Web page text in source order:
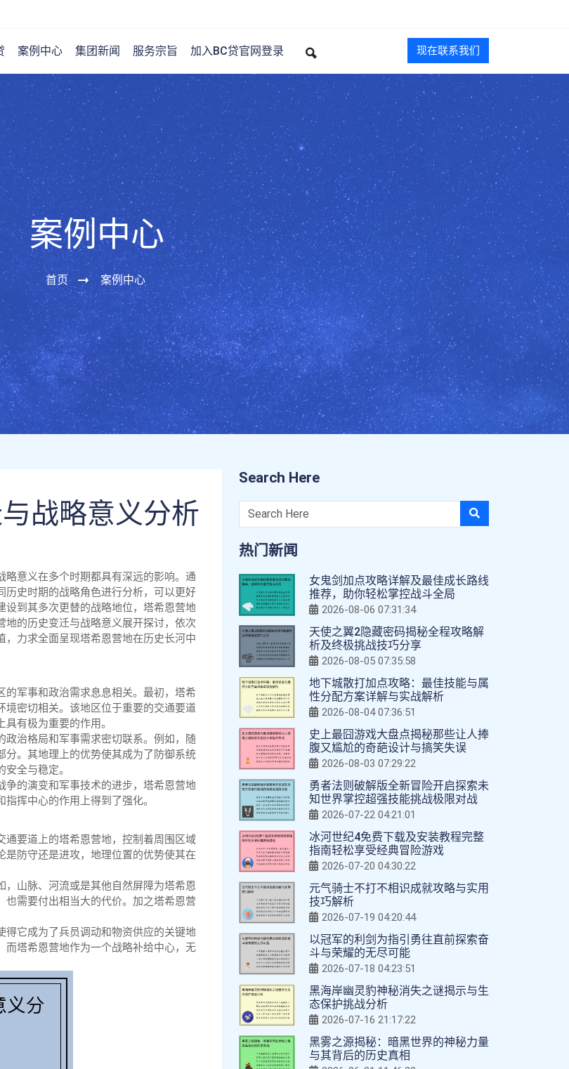
案例中心 集团新闻 服务宗旨 加入BC贷官网登录 现在联系我们
案例中心
首页 案例中心
战略意义分析
意义在多个时期都具有深远的影响。通
史时期的战略角色进行分析，可以更好
到其多次更替的战略地位，塔希恩营地
的历史变迁与战略意义展开探讨，依次
力求全面呈现塔希恩营地在历史长河中
军事和政治需求息息相关。最初，塔希
境密切相关。该地区位于重要的交通要道
有极为重要的作用。
治格局和军事需求密切联系。例如，随
。其地理上的优势使其成为了防御系统
全与稳定。
的演变和军事技术的进步，塔希恩营地
挥中心的作用上得到了强化。
要道上的塔希恩营地，控制着周围区域
防守还是进攻，地理位置的优势使其在
山脉、河流或是其他自然屏障为塔希恩
需要付出相当大的代价。加之塔希恩营
它成为了兵员调动和物资供应的关键地
而塔希恩营地作为一个战略补给中心，无
Search Here
热门新闻
女鬼剑加点攻略详解及最佳成长路线
推荐，助你轻松掌控战斗全局
2026-08-06 07:31:34
天使之翼2隐藏密码揭秘全程攻略解
析及终极挑战技巧分享
2026-08-05 07:35:58
地下城散打加点攻略：最佳技能与属
性分配方案详解与实战解析
2026-08-04 07:36:51
史上最囧游戏大盘点揭秘那些让人捧
腹又尴尬的奇葩设计与搞笑失误
2026-08-03 07:29:22
勇者法则破解版全新冒险开启探索未
知世界掌控超强技能挑战极限对战
2026-07-22 04:21:01
冰河世纪4免费下载及安装教程完整
指南轻松享受经典冒险游戏
2026-07-20 04:30:22
元气骑士不打不相识成就攻略与实用
技巧解析
2026-07-19 04:20:44
以冠军的利剑为指引勇往直前探索奋
斗与荣耀的无尽可能
2026-07-18 04:23:51
黑海岸幽灵豹神秘消失之谜揭示与生
态保护挑战分析
2026-07-16 21:17:22
黑雾之源揭秘：暗黑世界的神秘力量
与其背后的历史真相